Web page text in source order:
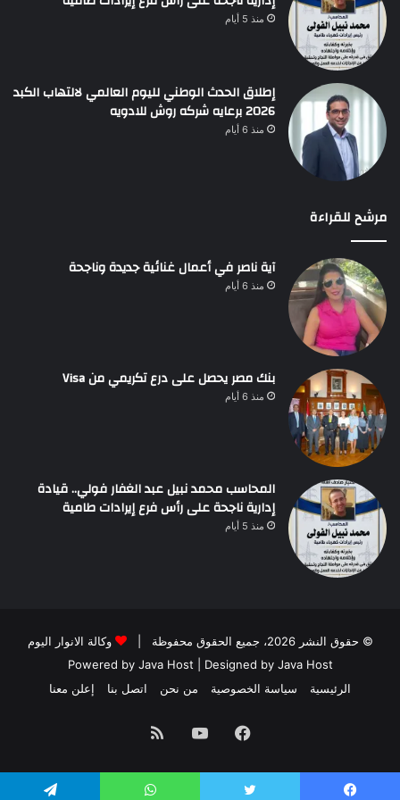
منذ 5 أيام
إطلاق الحدث الوطني لليوم العالمي لالتهاب الكبد
2026 برعايه شركه روش للادويه
منذ 6 أيام
مرشح للقراءة
آية ناصر في أعمال غنائية جديدة وناجحة
منذ 6 أيام
بنك مصر يحصل على درع تكريمي من Visa
منذ 6 أيام
المحاسب محمد نبيل عبد الغفار فولي.. قيادة
إدارية ناجحة على رأس فرع إيرادات طامية
منذ 5 أيام
© حقوق النشر 2026، جميع الحقوق محفوظة |
وكالة الانوار اليوم
Powered by Java Host | Designed by Java Host
الرئيسية
سياسة الخصوصية من نحن اتصل بنا إعلن معنا
فيسبوكيوتيوبملخص
الموقع